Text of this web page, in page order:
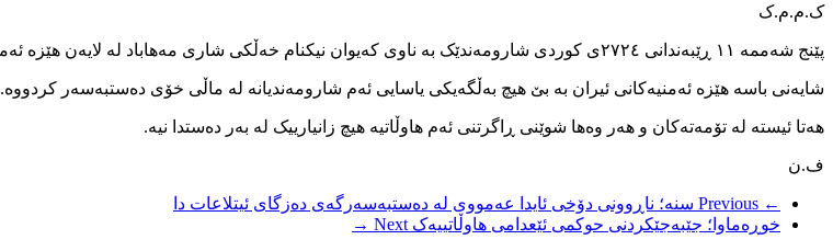
ک.م.م.ک
پێنج شەممە ١١ ڕێبەندانی ٢٧٢٤ی کوردی شارومەندێک بە ناوی کەیوان نیکنام خەڵکی شاری مەهاباد لە لایەن هێزە ئەمنیەکانەوە دەستبەسەر و بۆ شوێنێکی نادیار ڕاگوێزرا.
شایەنی باسە هێزە ئەمنیەکانی ئیران بە بێ هیچ بەڵگەیکی یاسایی ئەم شارومەندیانە لە ماڵی خۆی دەستبەسەر کردووە.
هەتا ئیستە لە تۆمەتەکان و هەر وەها شوێنی ڕاگرتنی ئەم هاوڵاتیە هیچ زانیارییک لە بەر دەستدا نیە.
ف.ن
← Previous
سنە؛ ناڕوونی دۆخی ئایدا عەمووی لە دەستبەسەرگەی دەزگای ئیتلاعات دا
خوڕەماوا؛ جێبەجێکردنی حوکمی ئێعدامی هاوڵاتییەک Next →